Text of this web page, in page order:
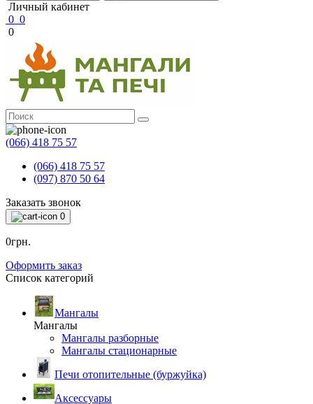
Личный кабинет
0 0
0
(066) 418 75 57
(066) 418 75 57
(097) 870 50 64
Заказать звонок
0
0грн.
Оформить заказ
Список категорий
Мангалы
Мангалы
Мангалы разборные
Мангалы стационарные
Печи отопительные (буржуйка)
Аксессуары